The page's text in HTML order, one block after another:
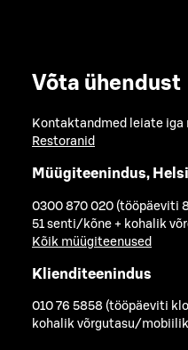
Võta ühendust
Kontaktandmed leiate iga
Restoranid
Müügiteenindus,
0300 870 020 (tööpäeviti
51 senti/kõne + kohalik
Kõik müügiteenused
Klienditeenindus
010 76 5858 (tööpäeviti
kohalik võrgutasu/